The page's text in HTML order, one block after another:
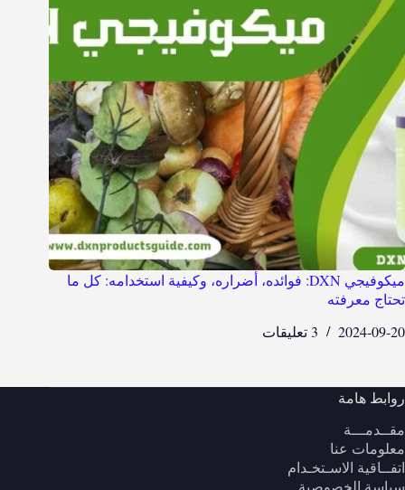
ميكوفيجي DXN: فوائده، أضراره، وكيفية استخدامه: كل ما
تحتاج معرفته
2024-09-20
3 تعليقات
روابط هامة
مقــدمـــة
معلومات عنا
اتفــاقية الاسـتخـدام